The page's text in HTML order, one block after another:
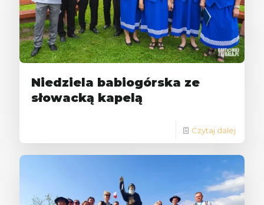
Niedziela babiogórska ze
słowacką kapelą
Czytaj dalej